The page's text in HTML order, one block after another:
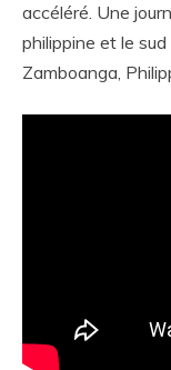
accéléré. Une
philippine et le sud
Zamboanga,